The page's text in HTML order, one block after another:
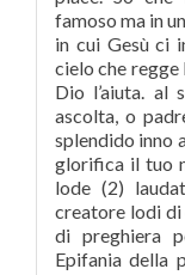
famoso ma in
in cui Gesù ci
cielo che regge
Dio l’aiuta. al
ascolta, o
splendido inno
glorifica il tuo
lode (2)
creatore lodi di
di preghiera
Epifania della